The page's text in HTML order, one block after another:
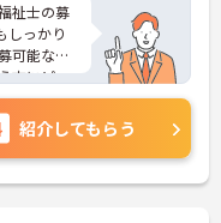
祉士の募
しっかり
可能なの
方にピッ
ポイント
さい。
紹介してもらう